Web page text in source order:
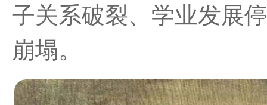
子关系破裂、学业发展
崩塌。